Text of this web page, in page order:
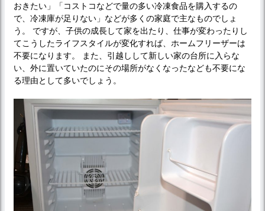
おきたい」「コストコなどで量の多い冷凍食品を購入するの
で、冷凍庫が足りない」などが多くの家庭で主なものでしょ
う。 ですが、子供の成長して家を出たり、仕事が変わったりし
てこうしたライフスタイルが変化すれば、ホームフリーザーは
不要になります。 また、引越しして新しい家の台所に入らな
い、外に置いていたのにその場所がなくなったなども不要にな
る理由として多いでしょう。